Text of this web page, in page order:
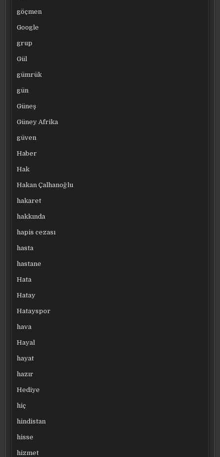
göçmen
Google
grup
Gül
gümrük
gün
Güneş
Güney Afrika
güven
Haber
Hak
Hakan Çalhanoğlu
hakaret
hakkında
hapis cezası
hasta
hastane
Hata
Hatay
Hatayspor
hava
Hayal
hayat
hazır
Hediye
hiç
hindistan
hisse
hizmet